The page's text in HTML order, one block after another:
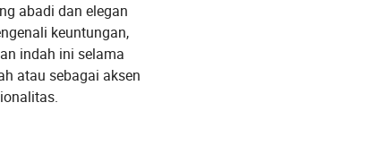
abadi dan elegan
keuntungan,
indah ini selama
atau sebagai aksen